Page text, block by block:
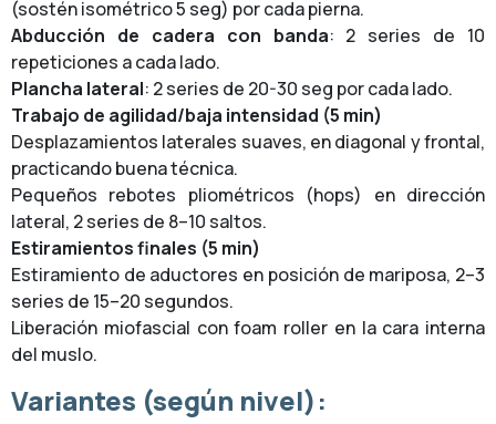
(sostén isométrico 5 seg) por cada pierna.
Abducción de cadera con banda: 2 series de 10
repeticiones a cada lado.
Plancha lateral: 2 series de 20-30 seg por cada lado.
Trabajo de agilidad/baja intensidad (5 min)
Desplazamientos laterales suaves, en diagonal y frontal,
practicando buena técnica.
Pequeños rebotes pliométricos (hops) en dirección
lateral, 2 series de 8–10 saltos.
Estiramientos finales (5 min)
Estiramiento de aductores en posición de mariposa, 2–3
series de 15–20 segundos.
Liberación miofascial con foam roller en la cara interna
del muslo.
Variantes (según nivel):